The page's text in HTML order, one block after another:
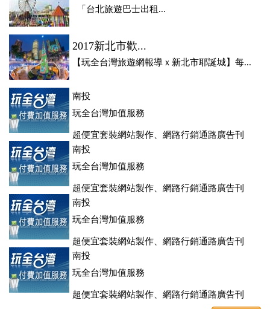
「台北旅遊巴士出租...
2017新北市歡...
【玩全台灣旅遊網報導ｘ新北市耶誕城】每...
南投
玩全台灣加值服務
超便宜套裝網站製作、網路行銷通路廣告刊
登、訂房系統、客房委託旅行社銷售，全面優惠中....
南投
玩全台灣加值服務
超便宜套裝網站製作、網路行銷通路廣告刊
登、訂房系統、客房委託旅行社銷售，全面優惠中....
南投
玩全台灣加值服務
超便宜套裝網站製作、網路行銷通路廣告刊
登、訂房系統、客房委託旅行社銷售，全面優惠中....
南投
玩全台灣加值服務
超便宜套裝網站製作、網路行銷通路廣告刊